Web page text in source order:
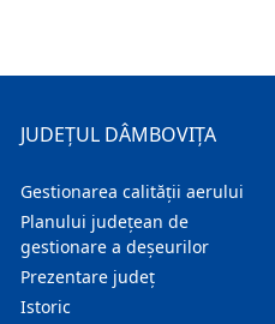
JUDEȚUL DÂMBOVIȚA
Gestionarea calității aerului
Planului județean de
gestionare a deșeurilor
Prezentare judeţ
Istoric